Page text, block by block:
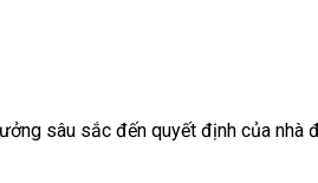
sâu sắc đến quyết định của nhà